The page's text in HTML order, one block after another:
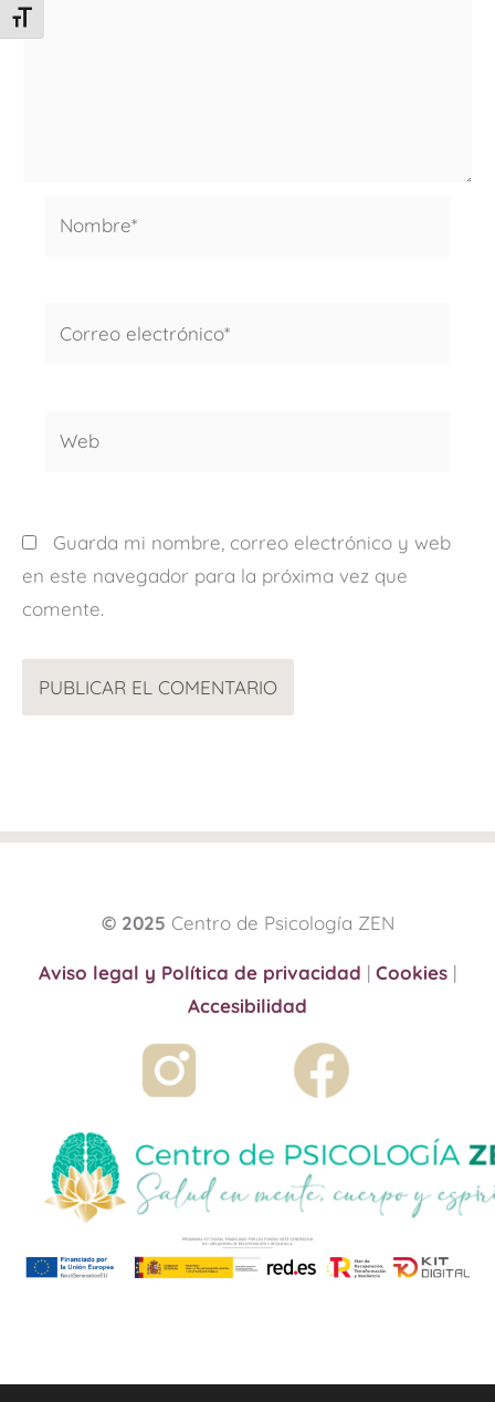
ALTERNAR TAMAÑO DE LETRA
Guarda mi nombre, correo electrónico y web
en este navegador para la próxima vez que
comente.
© 2025 Centro de Psicología ZEN
Aviso legal y Política de privacidad | Cookies |
Accesibilidad